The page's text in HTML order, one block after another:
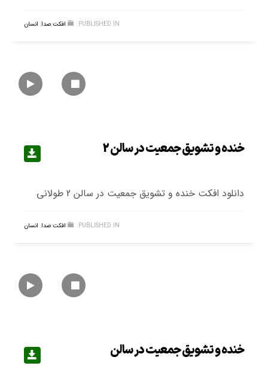
PUBLISHED IN افکت صدا, انسان
خنده و تشویق جمعیت در سالن 2
دانلود افکت خنده و تشویق جمعیت در سالن 2 طولانی
PUBLISHED IN افکت صدا, انسان
خنده و تشویق جمعیت در سالن